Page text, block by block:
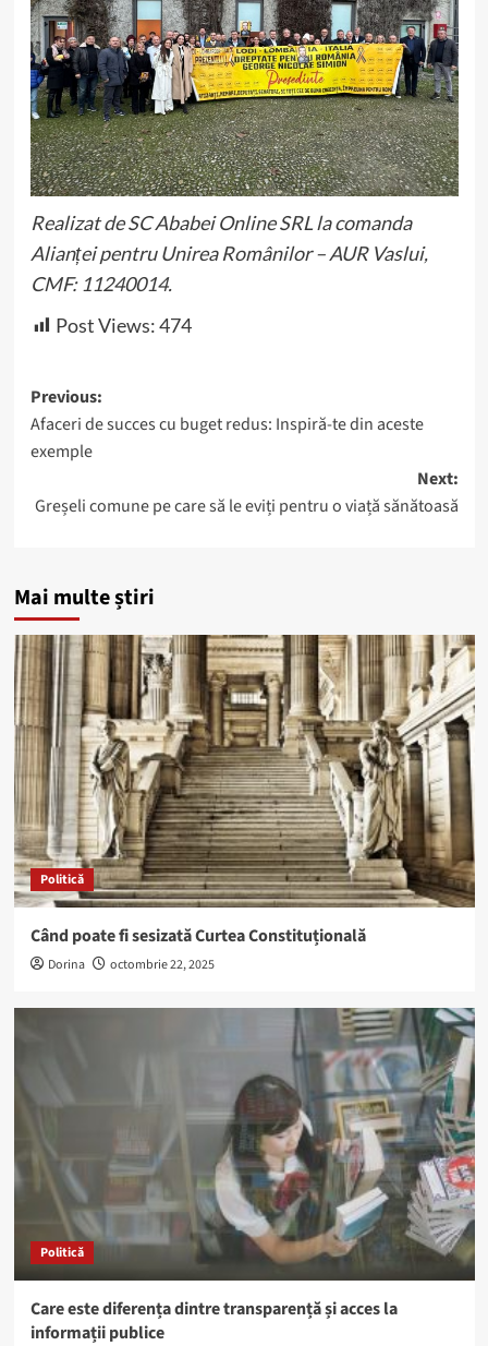
Realizat de SC Ababei Online SRL la comanda
Alianței pentru Unirea Românilor – AUR Vaslui,
CMF: 11240014.
Post Views:474
Post
navigation
Previous:
Afaceri de succes cu buget redus: Inspiră-te din aceste
exemple
Next:
Greșeli comune pe care să le eviți pentru o viață sănătoasă
Mai multe știri
Politică
Când poate fi sesizată Curtea Constituțională
Dorina octombrie 22, 2025
Politică
Care este diferența dintre transparență și acces la
informații publice